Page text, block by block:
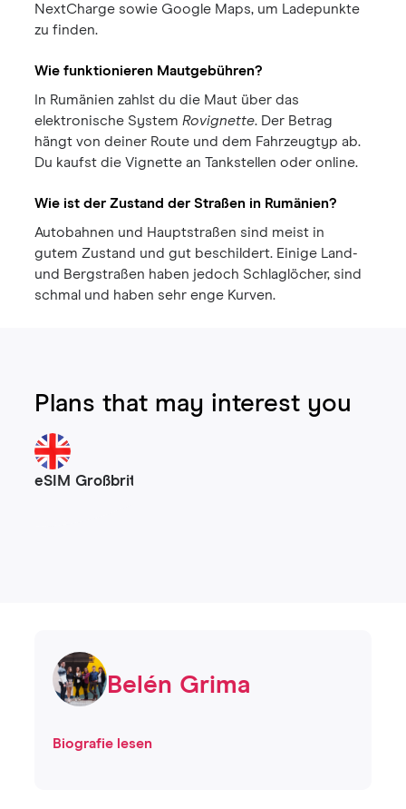
NextCharge sowie Google Maps, um Ladepunkte
zu finden.
Wie funktionieren Mautgebühren?
In Rumänien zahlst du die Maut über das
elektronische SystemRovignette. Der Betrag
hängt von deiner Route und dem Fahrzeugtyp ab.
Du kaufst die Vignette an Tankstellen oder online.
Wie ist der Zustand der Straßen in Rumänien?
Autobahnen und Hauptstraßen sind meist in
gutem Zustand und gut beschildert. Einige Land-
und Bergstraßen haben jedoch Schlaglöcher, sind
schmal und haben sehr enge Kurven.
Plans that may interest you
eSIM Großbritannien
Belén Grima
Biografie lesen